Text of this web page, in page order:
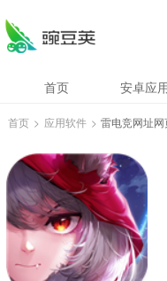
首页 安卓应
首页 > 应用软件 > 雷电竞网址网